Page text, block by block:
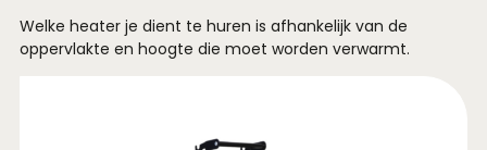
Welke heater je dient te huren is afhankelijk van de
oppervlakte en hoogte die moet worden verwarmt.